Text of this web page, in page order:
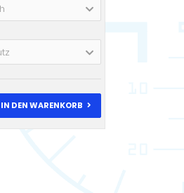
IN DEN WARENKORB